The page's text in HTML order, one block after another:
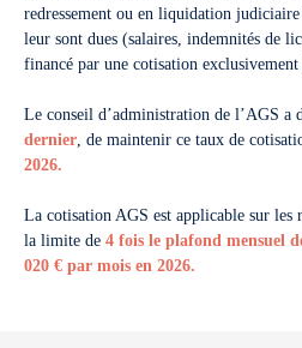
redressement ou en liquidation
leur sont dues (salaires, indemnités de
financé par une cotisation
Le conseil d’administration de l’AGS a
dernier, de maintenir ce taux de
2026.
La cotisation AGS est applicable sur les
la limite de 4 fois le plafond mensuel
020 € par mois en 2026.